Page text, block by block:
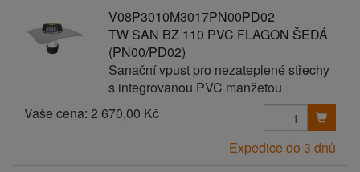
V08P3010M3017PN00PD02
TW SAN BZ 110 PVC FLAGON ŠEDÁ
(PN00/PD02)
Sanační vpust pro nezateplené střechy
s integrovanou PVC manžetou
Vaše cena: 2 670,00 Kč
Expedice do 3 dnů